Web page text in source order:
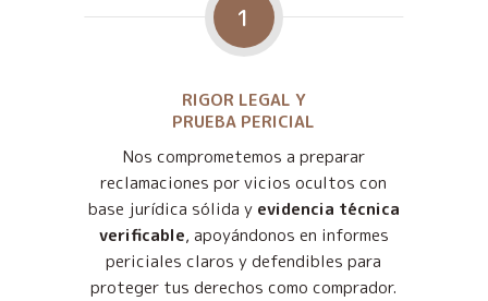
1
RIGOR LEGAL Y
PRUEBA PERICIAL
Nos comprometemos a preparar
reclamaciones por vicios ocultos con
base jurídica sólida y evidencia técnica
verificable, apoyándonos en informes
periciales claros y defendibles para
proteger tus derechos como comprador.